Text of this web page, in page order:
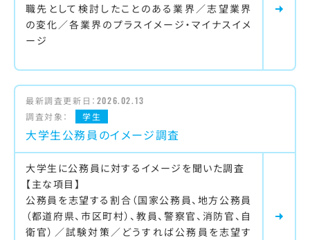
職先として検討したことのある業界／志望業界
の変化／各業界のプラスイメージ・マイナスイメ
ージ
最新調査更新日： 2026.02.13
調査対象：
学生
大学生公務員のイメージ調査
大学生に公務員に対するイメージを聞いた調査
【主な項目】
公務員を志望する割合（国家公務員、地方公務員
（都道府県、市区町村）、教員、警察官、消防官、自
衛官）／試験対策／どうすれば公務員を志望す